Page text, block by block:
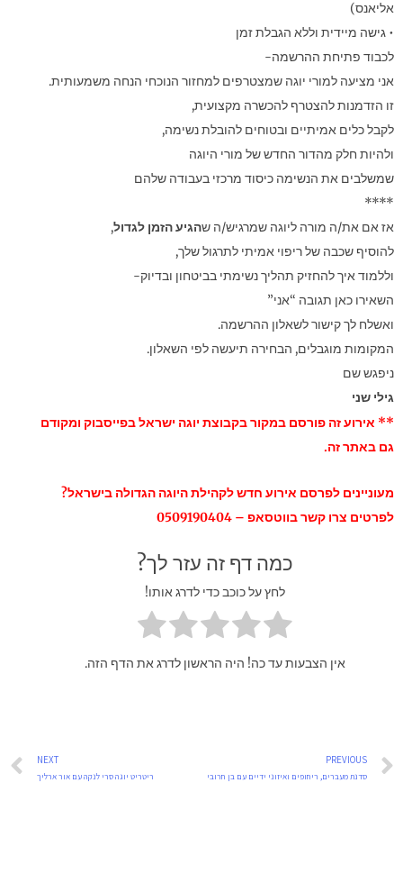
אליאנס)
• גישה מיידית וללא הגבלת זמן
לכבוד פתיחת ההרשמה-
אני מציעה למורי יוגה שמצטרפים למחזור הנוכחי הנחה משמעותית.
זו הזדמנות להצטרף להכשרה מקצועית,
לקבל כלים אמיתיים ובטוחים להובלת נשימה,
ולהיות חלק מהדור החדש של מורי היוגה
שמשלבים את הנשימה כיסוד מרכזי בעבודה שלהם
****
אז אם את/ה מורה ליוגה שמרגיש/ה שהגיע הזמן לגדול,
להוסיף שכבה של ריפוי אמיתי לתרגול שלך,
וללמוד איך להחזיק תהליך נשימתי בביטחון ובדיוק-
השאירו כאן תגובה “אני”
ואשלח לך קישור לשאלון ההרשמה.
המקומות מוגבלים, הבחירה תיעשה לפי השאלון.
ניפגש שם
גילי שני
** אירוע זה פורסם במקור בקבוצת יוגה ישראל בפייסבוק ומקודם
גם באתר זה.
מעוניינים לפרסם אירוע חדש לקהילת היוגה הגדולה בישראל?
לפרטים צרו קשר בווטסאפ – 0509190404
כמה דף זה עזר לך?
לחץ על כוכב כדי לדרג אותו!
אין הצבעות עד כה! היה הראשון לדרג את הדף הזה.
Prev
PREVIOUS
סדנת מעברים, ריחופים ואיזוני ידיים עם בן חרובי
NEXT
ריטריט יוגה סרי לנקה עם אור ארליך